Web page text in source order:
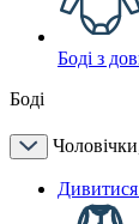
Боді з
Боді
Дивитися